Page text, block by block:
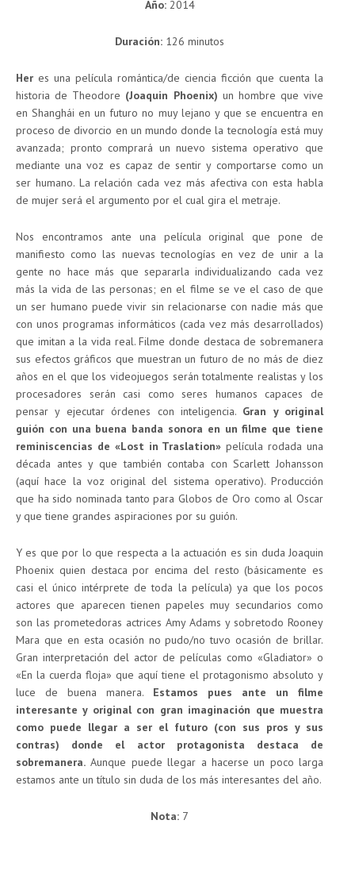
Año:2014
Duración: 126 minutos
Her es una película romántica/de ciencia ficción que cuenta la
historia de Theodore (Joaquin Phoenix) un hombre que vive
en Shanghái en un futuro no muy lejano y que se encuentra en
proceso de divorcio en un mundo donde la tecnología está muy
avanzada; pronto comprará un nuevo sistema operativo que
mediante una voz es capaz de sentir y comportarse como un
ser humano. La relación cada vez más afectiva con esta habla
de mujer será el argumento por el cual gira el metraje.
Nos encontramos ante una película original que pone de
manifiesto como las nuevas tecnologías en vez de unir a la
gente no hace más que separarla individualizando cada vez
más la vida de las personas; en el filme se ve el caso de que
un ser humano puede vivir sin relacionarse con nadie más que
con unos programas informáticos (cada vez más desarrollados)
que imitan a la vida real. Filme donde destaca de sobremanera
sus efectos gráficos que muestran un futuro de no más de diez
años en el que los videojuegos serán totalmente realistas y los
procesadores serán casi como seres humanos capaces de
pensar y ejecutar órdenes con inteligencia. Gran y original
guión con una buena banda sonora en un filme que tiene
reminiscencias de «Lost in Traslation» película rodada una
década antes y que también contaba con Scarlett Johansson
(aquí hace la voz original del sistema operativo). Producción
que ha sido nominada tanto para Globos de Oro como al Oscar
y que tiene grandes aspiraciones por su guión.
Y es que por lo que respecta a la actuación es sin duda Joaquin
Phoenix quien destaca por encima del resto (básicamente es
casi el único intérprete de toda la película) ya que los pocos
actores que aparecen tienen papeles muy secundarios como
son las prometedoras actrices Amy Adams y sobretodo Rooney
Mara que en esta ocasión no pudo/no tuvo ocasión de brillar.
Gran interpretación del actor de películas como «Gladiator» o
«En la cuerda floja» que aquí tiene el protagonismo absoluto y
luce de buena manera. Estamos pues ante un filme
interesante y original con gran imaginación que muestra
como puede llegar a ser el futuro (con sus pros y sus
contras) donde el actor protagonista destaca de
sobremanera. Aunque puede llegar a hacerse un poco larga
estamos ante un título sin duda de los más interesantes del año.
Nota: 7